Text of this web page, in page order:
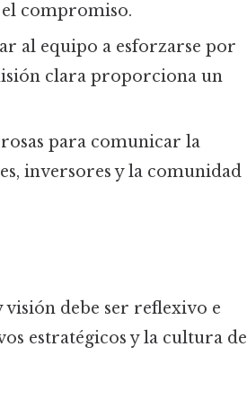
compromiso.
al equipo a esforzarse por
clara proporciona un
para comunicar la
inversores y la comunidad
debe ser reflexivo e
estratégicos y la cultura de